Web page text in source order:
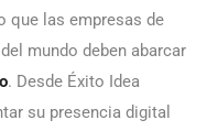
que las empresas de
mundo deben abarcar
. Desde Éxito Idea
su presencia digital